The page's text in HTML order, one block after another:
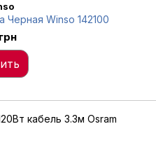
Черная Winso 142100